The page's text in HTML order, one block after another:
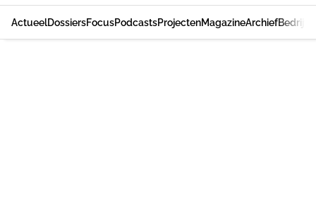
ActueelDossiersFocusPodcastsProjectenMagazineArchief